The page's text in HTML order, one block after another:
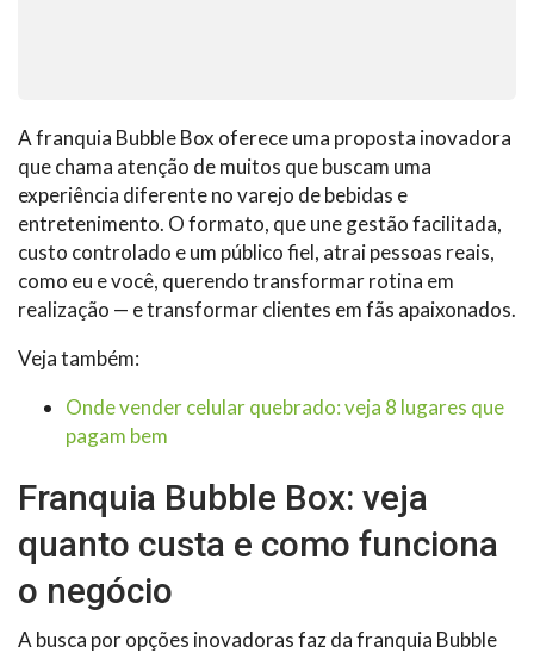
A franquia Bubble Box oferece uma proposta inovadora
que chama atenção de muitos que buscam uma
experiência diferente no varejo de bebidas e
entretenimento. O formato, que une gestão facilitada,
custo controlado e um público fiel, atrai pessoas reais,
como eu e você, querendo transformar rotina em
realização — e transformar clientes em fãs apaixonados.
Veja também:
Onde vender celular quebrado: veja 8 lugares que
pagam bem
Franquia Bubble Box: veja
quanto custa e como funciona
o negócio
A busca por opções inovadoras faz da franquia Bubble